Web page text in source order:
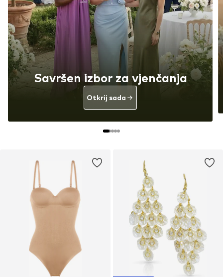
Savršen izbor za vjenčanja
Otkrij sada